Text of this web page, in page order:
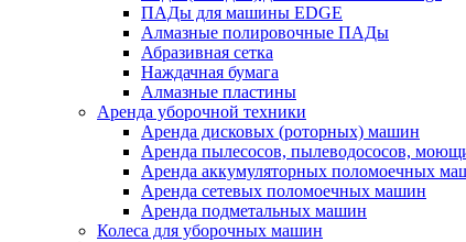
ПАДы для машины EDGE
Алмазные полировочные ПАДы
Абразивная сетка
Наждачная бумага
Алмазные пластины
Аренда уборочной техники
Аренда дисковых (роторных) машин
Аренда пылесосов, пылеводососов,
Аренда аккумуляторных поломоечных
Аренда сетевых поломоечных машин
Аренда подметальных машин
Колеса для уборочных машин